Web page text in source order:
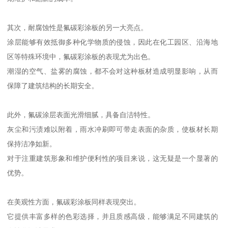
其次，耐腐蚀性是氟碳彩涂板的另一大亮点。
涂层能够有效抵御多种化学物质的侵蚀，因此在化工园区、沿海地
区等特殊环境中，氟碳彩涂板的表现尤为出色。
潮湿的空气、盐雾的腐蚀，都不会对这种板材造成明显影响，从而
保障了建筑结构的长期安全。
此外，氟碳涂层表面光滑细腻，具备自洁特性。
灰尘和污渍难以附着，雨水冲刷即可带走表面的杂质，使板材长期
保持洁净如新。
对于注重建筑形象和维护便利性的项目来说，这无疑是一个显著的
优势。
在美观性方面，氟碳彩涂板同样表现突出。
它提供丰富多样的色彩选择，并且质感高级，能够满足不同建筑的